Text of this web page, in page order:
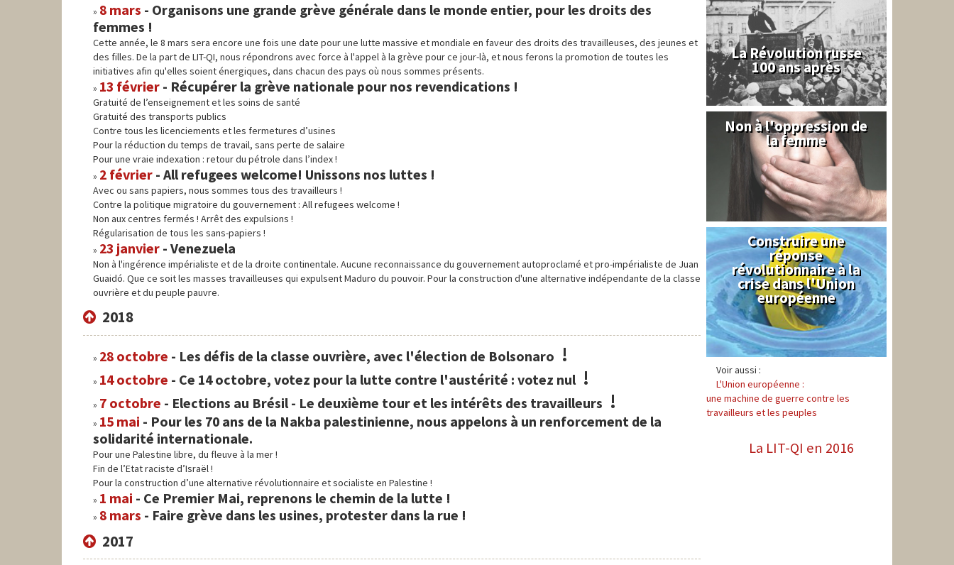
8 mars - Organisons une grande grève générale dans le monde entier, pour les droits des
femmes !
Cette année, le 8 mars sera encore une fois une date pour une lutte massive et mondiale en faveur des droits des travailleuses, des jeunes et
des filles. De la part de LIT-QI, nous répondrons avec force à l'appel à la grève pour ce jour-là, et nous ferons la promotion de toutes les
initiatives afin qu'elles soient énergiques, dans chacun des pays où nous sommes présents.
13 février - Récupérer la grève nationale pour nos revendications !
Gratuité de l’enseignement et les soins de santé
Gratuité des transports publics
Contre tous les licenciements et les fermetures d’usines
Pour la réduction du temps de travail, sans perte de salaire
Pour une vraie indexation : retour du pétrole dans l’index !
2 février - All refugees welcome! Unissons nos luttes !
Avec ou sans papiers, nous sommes tous des travailleurs !
Contre la politique migratoire du gouvernement : All refugees welcome !
Non aux centres fermés ! Arrêt des expulsions !
Régularisation de tous les sans-papiers !
23 janvier - Venezuela
Non à l'ingérence impérialiste et de la droite continentale. Aucune reconnaissance du gouvernement autoproclamé et pro-impérialiste de Juan
Guaidó. Que ce soit les masses travailleuses qui expulsent Maduro du pouvoir. Pour la construction d'une alternative indépendante de la classe
ouvrière et du peuple pauvre.
2018
28 octobre - Les défis de la classe ouvrière, avec l'élection de Bolsonaro !
14 octobre - Ce 14 octobre, votez pour la lutte contre l'austérité : votez nul !
7 octobre - Elections au Brésil - Le deuxième tour et les intérêts des travailleurs !
15 mai - Pour les 70 ans de la Nakba palestinienne, nous appelons à un renforcement de la
solidarité internationale.
Pour une Palestine libre, du fleuve à la mer !
Fin de l’Etat raciste d’Israël !
Pour la construction d’une alternative révolutionnaire et socialiste en Palestine !
1 mai - Ce Premier Mai, reprenons le chemin de la lutte !
8 mars - Faire grève dans les usines, protester dans la rue !
2017
La Révolution russe
100 ans après
Syrie
Non à l'oppression de
la femme
Syndical
Construire une
réponse
révolutionnaire à la
crise dans l'Union
européenne
Voir aussi :
L'Union européenne :
une machine de guerre contre les
travailleurs et les peuples
La LIT-QI en 2016